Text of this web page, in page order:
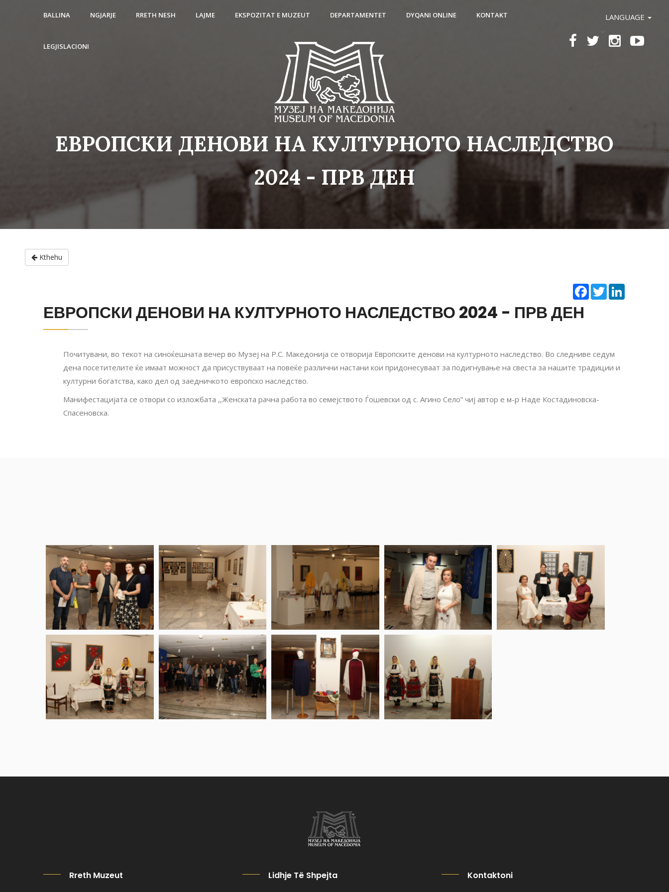
Kthehu
LANGUAGE
BALLINA NGJARJE RRETH NESH LAJME EKSPOZITAT E MUZEUT DEPARTAMENTET DYQANI ONLINE KONTAKT
LEGJISLACIONI
ЕВРОПСКИ ДЕНОВИ НА КУЛТУРНОТО НАСЛЕДСТВО
2024 - ПРВ ДЕН
Facebook
Twitter
ЕВРОПСКИ ДЕНОВИ НА КУЛТУРНОТО НАСЛЕДСТВО 2024 - ПРВ ДЕН
Почитувани, во текот на синоќешната вечер во Музеј на Р.С. Македонија се отворија Европските денови на културното наследство. Во следниве седум
дена посетителите ќе имаат можност да присуствуваат на повеќе различни настани кои придонесуваат за подигнување на свеста за нашите традиции и
културни богатства, како дел од заедничкото европско наследство.
Манифестацијата се отвори со изложбата ,,Женската рачна работа во семејството Ѓошевски од с. Агино Село” чиј автор е м-р Наде Костадиновска-
Спасеновска.
Rreth Muzeut Lidhje Të Shpejta Kontaktoni